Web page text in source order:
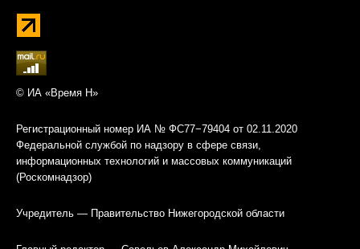
© ИА «Время Н»
Регистрационный номер ИА № ФС77−79404 от 02.11.2020
Федеральной службой по надзору в сфере связи,
информационных технологий и массовых коммуникаций
(Роскомнадзор)
Учредитель — Правительство Нижегородской области